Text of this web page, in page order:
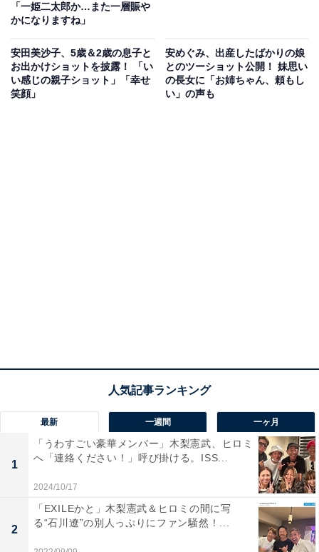
「一姫二太郎か…また一層賑や
かになりますね」
安田美沙子、5歳＆2歳の息子と
お出かけショットを披露！ 「い
い感じの親子ショット」「幸せ
笑顔」
安めぐみ、出産したばかりの娘
とのツーショット公開！ 妹思い
の長女に「お姉ちゃん、頼もし
い」の声も
最新 一週間 一ヶ月
1
「うわすごい豪華メンバー」木梨憲武、ヒロミ
へ「連絡ください！」呼び掛ける。ISS...
2024/10/17
2
「EXILEかと」木梨憲武＆ヒロミの間に写
る“石川遼”の別人っぷりにファン騒然！...